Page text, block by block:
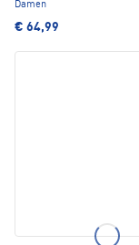
Damen
€ 64,99